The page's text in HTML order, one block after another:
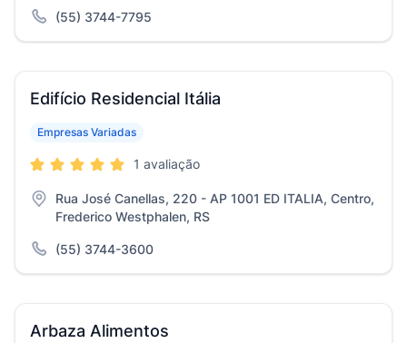
(55) 3744-7795
Edifício Residencial Itália
Empresas Variadas
1 avaliação
Rua José Canellas, 220 - AP 1001 ED ITALIA, Centro,
Frederico Westphalen, RS
(55) 3744-3600
Arbaza Alimentos